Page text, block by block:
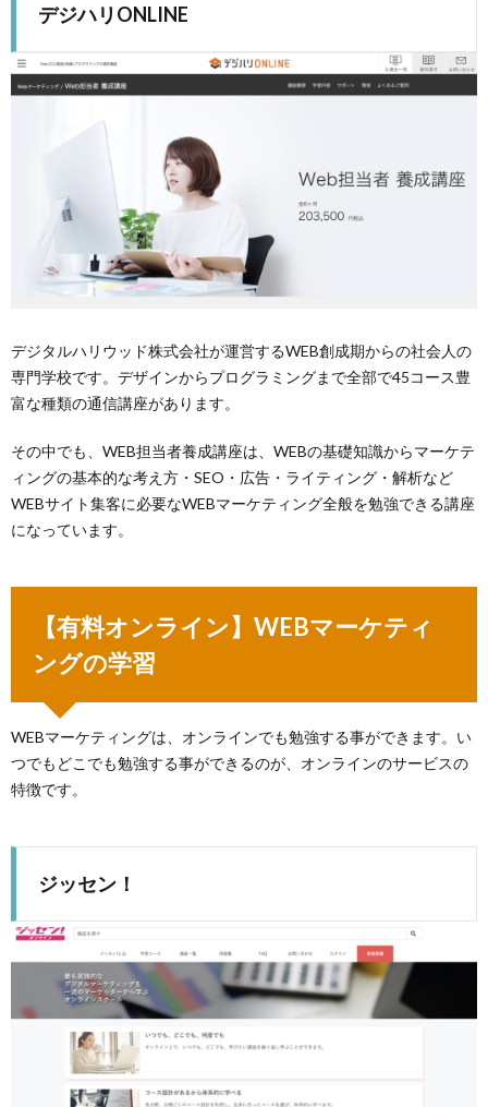
デジハリONLINE
デジタルハリウッド株式会社が運営するWEB創成期からの社会人の
専門学校です。デザインからプログラミングまで全部で45コース豊
富な種類の通信講座があります。
その中でも、WEB担当者養成講座は、WEBの基礎知識からマーケテ
ィングの基本的な考え方・SEO・広告・ライティング・解析など
WEBサイト集客に必要なWEBマーケティング全般を勉強できる講座
になっています。
【有料オンライン】WEBマーケティ
ングの学習
WEBマーケティングは、オンラインでも勉強する事ができます。い
つでもどこでも勉強する事ができるのが、オンラインのサービスの
特徴です。
ジッセン！